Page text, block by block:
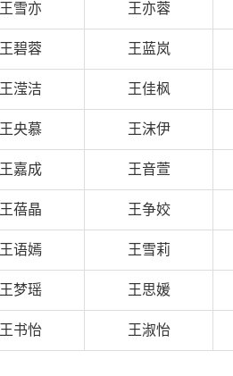
王雪亦 王亦蓉
王碧蓉 王蓝岚
王滢洁 王佳枫
王央慕 王沫伊
王嘉成 王音萱
王蓓晶 王争姣
王语嫣 王雪莉
王梦瑶 王思媛
王书怡 王淑怡